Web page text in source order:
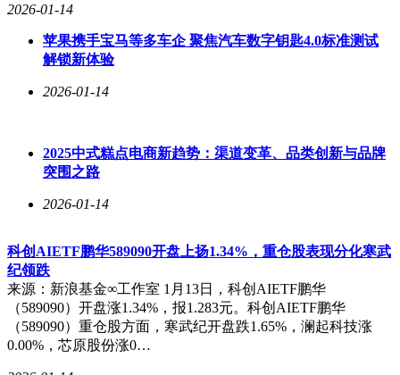
2026-01-14
苹果携手宝马等多车企 聚焦汽车数字钥匙4.0标准测试
解锁新体验
2026-01-14
2025中式糕点电商新趋势：渠道变革、品类创新与品牌
突围之路
2026-01-14
科创AIETF鹏华589090开盘上扬1.34%，重仓股表现分化寒武
纪领跌
来源：新浪基金∞工作室 1月13日，科创AIETF鹏华
（589090）开盘涨1.34%，报1.283元。科创AIETF鹏华
（589090）重仓股方面，寒武纪开盘跌1.65%，澜起科技涨
0.00%，芯原股份涨0…